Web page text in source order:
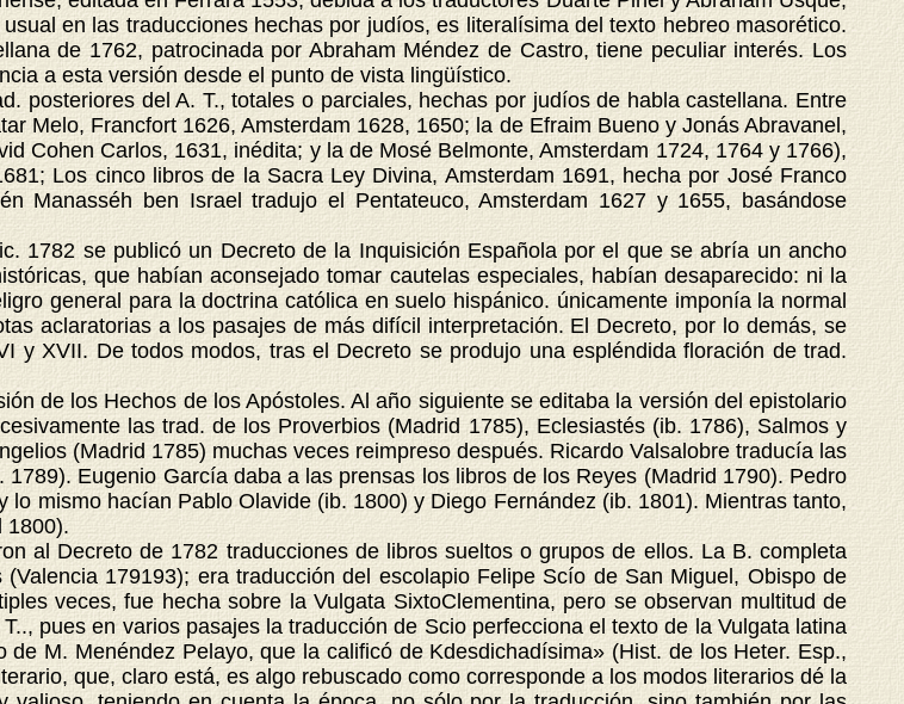
en las traducciones hechas por judíos, es literalísima del texto hebreo masorético.
de 1762, patrocinada por Abraham Méndez de Castro, tiene peculiar interés. Los
a esta versión desde el punto de vista lingüístico.
del A. T., totales o parciales, hechas por judíos de habla castellana. Entre
Melo, Francfort 1626, Amsterdam 1628, 1650; la de Efraim Bueno y Jonás Abravanel,
Cohen Carlos, 1631, inédita; y la de Mosé Belmonte, Amsterdam 1724, 1764 y 1766),
Los cinco libros de la Sacra Ley Divina, Amsterdam 1691, hecha por José Franco
Manasséh ben Israel tradujo el Pentateuco, Amsterdam 1627 y 1655, basándose
se publicó un Decreto de la Inquisición Española por el que se abría un ancho
que habían aconsejado tomar cautelas especiales, habían desaparecido: ni la
general para la doctrina católica en suelo hispánico. únicamente imponía la normal
aclaratorias a los pasajes de más difícil interpretación. El Decreto, por lo demás, se
y XVII. De todos modos, tras el Decreto se produjo una espléndida floración de trad.
de los Hechos de los Apóstoles. Al año siguiente se editaba la versión del epistolario
las trad. de los Proverbios (Madrid 1785), Eclesiastés (ib. 1786), Salmos y
(Madrid 1785) muchas veces reimpreso después. Ricardo Valsalobre traducía las
Eugenio García daba a las prensas los libros de los Reyes (Madrid 1790). Pedro
mismo hacían Pablo Olavide (ib. 1800) y Diego Fernández (ib. 1801). Mientras tanto,
1800).
Decreto de 1782 traducciones de libros sueltos o grupos de ellos. La B. completa
179193); era traducción del escolapio Felipe Scío de San Miguel, Obispo de
veces, fue hecha sobre la Vulgata SixtoClementina, pero se observan multitud de
pues en varios pasajes la traducción de Scio perfecciona el texto de la Vulgata latina
M. Menéndez Pelayo, que la calificó de Kdesdichadísima» (Hist. de los Heter. Esp.,
que, claro está, es algo rebuscado como corresponde a los modos literarios dé la